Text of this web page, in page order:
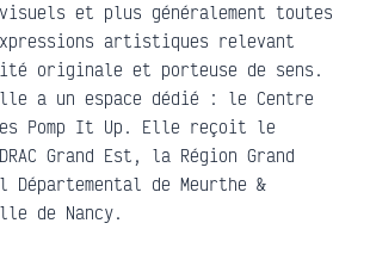
et plus généralement toutes
artistiques relevant
originale et porteuse de sens.
a un espace dédié : le Centre
Pomp It Up. Elle reçoit le
Grand Est, la Région Grand
de Meurthe &
de Nancy.